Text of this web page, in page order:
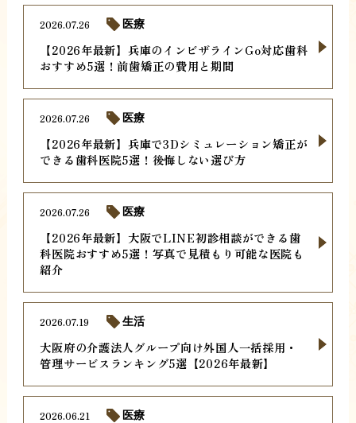
【2026年最新】兵庫のインビザラインGo対応歯科
おすすめ5選！前歯矯正の費用と期間
2026.07.26 医療
【2026年最新】兵庫で3Dシミュレーション矯正が
できる歯科医院5選！後悔しない選び方
2026.07.26 医療
【2026年最新】大阪でLINE初診相談ができる歯
科医院おすすめ5選！写真で見積もり可能な医院も
紹介
2026.07.26 医療
大阪府の介護法人グループ向け外国人一括採用・
管理サービスランキング5選【2026年最新】
2026.07.19 生活
2026.06.21 医療